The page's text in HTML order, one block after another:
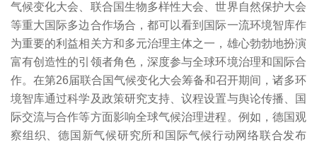
气候变化大会、联合国生物多样性大会、世界自然保护大会
等重大国际多边合作场合，都可以看到国际一流环境智库作
为重要的利益相关方和多元治理主体之一，雄心勃勃地扮演
富有创造性的引领者角色，深度参与全球环境治理和国际合
作。在第26届联合国气候变化大会筹备和召开期间，诸多环
境智库通过科学及政策研究支持、议程设置与舆论传播、国
际交流与合作等方面影响全球气候治理进程。例如，德国观
察组织、德国新气候研究所和国际气候行动网络联合发布